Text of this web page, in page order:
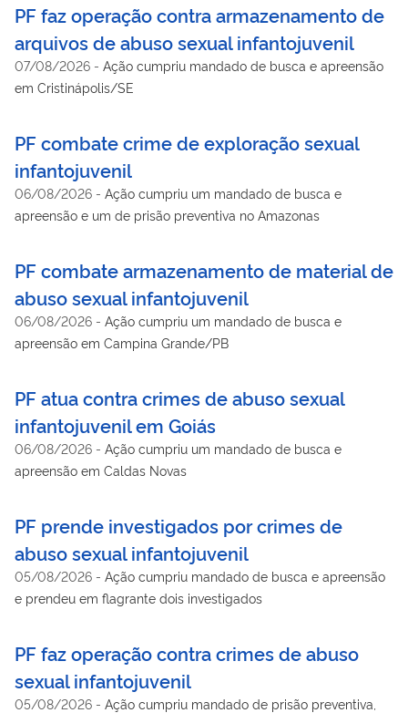
PF faz operação contra armazenamento de
arquivos de abuso sexual infantojuvenil
07/08/2026 - Ação cumpriu mandado de busca e apreensão
em Cristinápolis/SE
PF combate crime de exploração sexual
infantojuvenil
06/08/2026 - Ação cumpriu um mandado de busca e
apreensão e um de prisão preventiva no Amazonas
PF combate armazenamento de material de
abuso sexual infantojuvenil
06/08/2026 - Ação cumpriu um mandado de busca e
apreensão em Campina Grande/PB
PF atua contra crimes de abuso sexual
infantojuvenil em Goiás
06/08/2026 - Ação cumpriu um mandado de busca e
apreensão em Caldas Novas
PF prende investigados por crimes de
abuso sexual infantojuvenil
05/08/2026 - Ação cumpriu mandado de busca e apreensão
e prendeu em flagrante dois investigados
PF faz operação contra crimes de abuso
sexual infantojuvenil
05/08/2026 - Ação cumpriu mandado de prisão preventiva,